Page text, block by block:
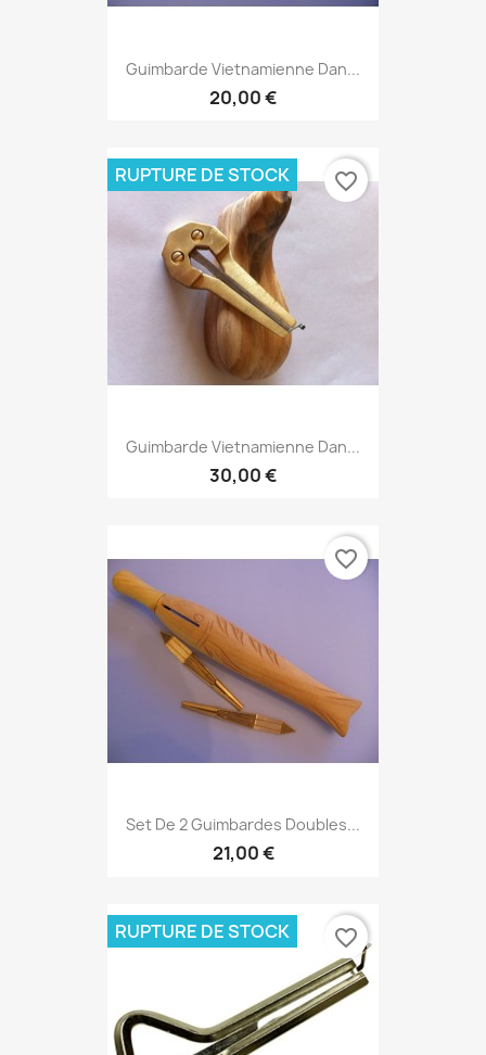
Guimbarde Vietnamienne Dan...
20,00 €
Guimbarde Vietnamienne Dan...
30,00 €
RUPTURE DE STOCK favorite_border
Set De 2 Guimbardes Doubles...
21,00 €
favorite_border
RUPTURE DE STOCK favorite_border